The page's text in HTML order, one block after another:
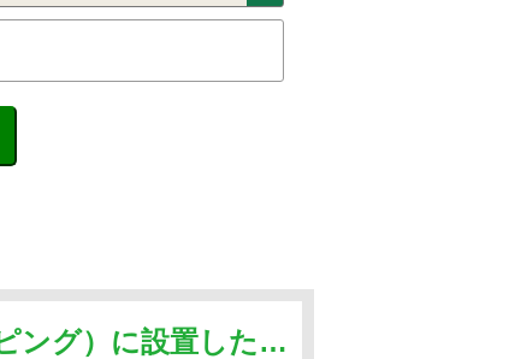
Yahoo!ショッピング（ヤフーショッピング）に設置したECTOOLのデータが更新されません